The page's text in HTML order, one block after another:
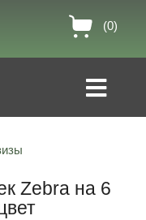
(0)
Zebra на 6